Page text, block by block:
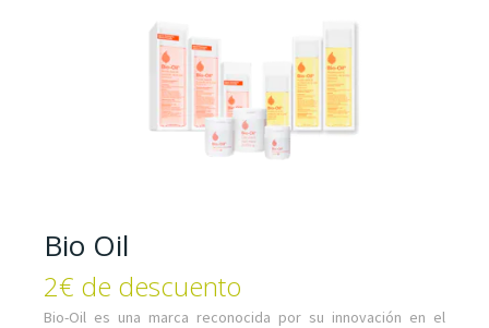
Bio Oil
2€ de descuento
Bio-Oil es una marca reconocida por su innovación en el